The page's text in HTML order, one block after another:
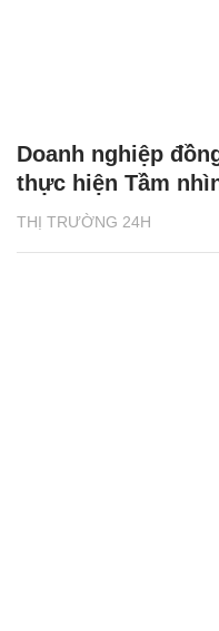
THỊ TRƯỜNG 24H
Doanh nghiệp
thực hiện Tầm